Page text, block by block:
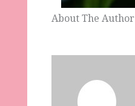
About The Author